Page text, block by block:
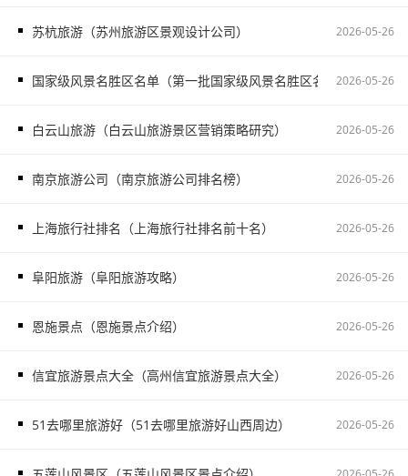
苏杭旅游（苏州旅游区景观设计公司） 2026-05-26
国家级风景名胜区名单（第一批国家级风景名胜区名单）2026-05-26
白云山旅游（白云山旅游景区营销策略研究） 2026-05-26
南京旅游公司（南京旅游公司排名榜） 2026-05-26
上海旅行社排名（上海旅行社排名前十名） 2026-05-26
阜阳旅游（阜阳旅游攻略） 2026-05-26
恩施景点（恩施景点介绍） 2026-05-26
信宜旅游景点大全（高州信宜旅游景点大全） 2026-05-26
51去哪里旅游好（51去哪里旅游好山西周边） 2026-05-26